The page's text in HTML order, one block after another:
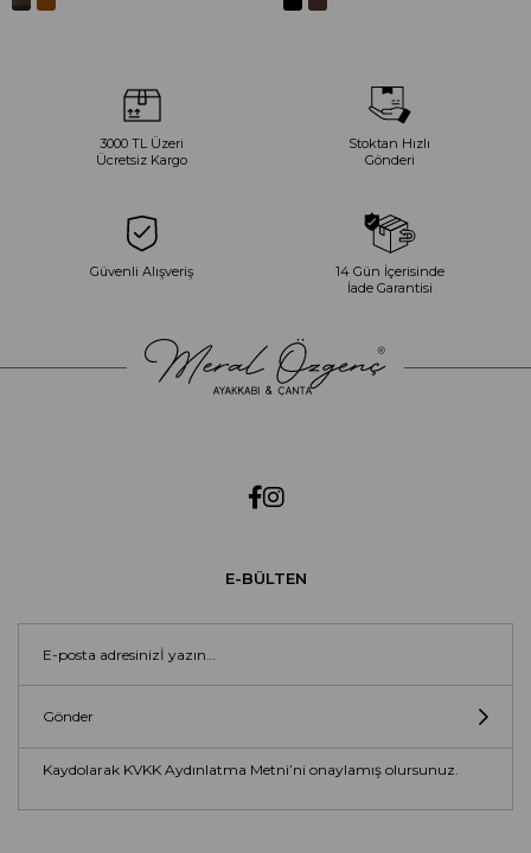
3000 TL Üzeri
Ücretsiz Kargo
Stoktan Hızlı
Gönderi
Güvenli Alışveriş
14 Gün İçerisinde
İade Garantisi
E-BÜLTEN
Gönder
Kaydolarak KVKK Aydınlatma Metni’ni onaylamış olursunuz.